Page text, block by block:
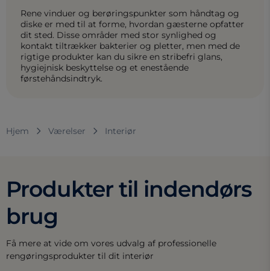
Rene vinduer og berøringspunkter som håndtag og
diske er med til at forme, hvordan gæsterne opfatter
dit sted. Disse områder med stor synlighed og
kontakt tiltrækker bakterier og pletter, men med de
rigtige produkter kan du sikre en stribefri glans,
hygiejnisk beskyttelse og et enestående
førstehåndsindtryk.
Hjem Værelser Interiør
Produkter til indendørs
brug
Få mere at vide om vores udvalg af professionelle
rengøringsprodukter til dit interiør